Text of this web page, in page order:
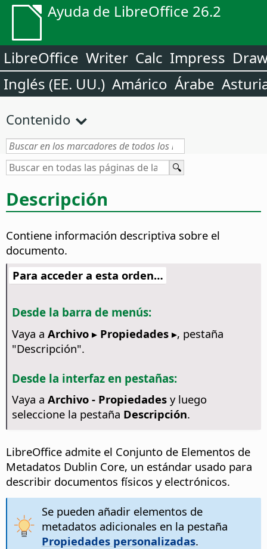
Ayuda de LibreOffice 26.2
LibreOffice Writer Calc Impress
Inglés (EE. UU.) Amárico Árabe
Contenido
Descripción
Contiene información descriptiva sobre el
documento.
Para acceder a esta orden…
Desde la barra de menús:
Vaya a Archivo ▸ Propiedades ▸, pestaña
"Descripción".
Desde la interfaz en pestañas:
Vaya a Archivo - Propiedadesy luego
seleccione la pestaña Descripción.
LibreOffice admite el Conjunto de Elementos de
Metadatos Dublin Core, un estándar usado para
describir documentos físicos y electrónicos.
Se pueden añadir elementos de
metadatos adicionales en la pestaña
Propiedades personalizadas.